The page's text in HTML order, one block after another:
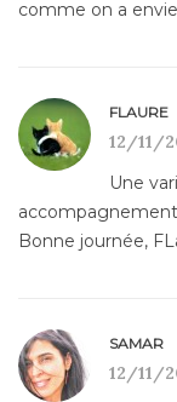
comme on a
FLAURE
12/11/
Une
accompagnement
Bonne journée,
SAMAR
12/11/